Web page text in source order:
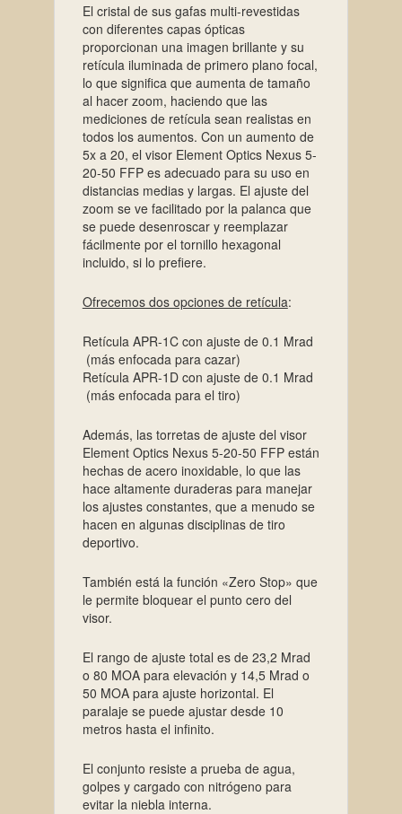
El cristal de sus gafas multi-revestidas
con diferentes capas ópticas
proporcionan una imagen brillante y su
retícula iluminada de primero plano focal,
lo que significa que aumenta de tamaño
al hacer zoom, haciendo que las
mediciones de retícula sean realistas en
todos los aumentos. Con un aumento de
5x a 20, el visor Element Optics Nexus 5-
20-50 FFP es adecuado para su uso en
distancias medias y largas. El ajuste del
zoom se ve facilitado por la palanca que
se puede desenroscar y reemplazar
fácilmente por el tornillo hexagonal
incluido, si lo prefiere.
Ofrecemos dos opciones de retícula:
Retícula APR-1C con ajuste de 0.1 Mrad
(más enfocada para cazar)
Retícula APR-1D con ajuste de 0.1 Mrad
(más enfocada para el tiro)
Además, las torretas de ajuste del visor
Element Optics Nexus 5-20-50 FFP están
hechas de acero inoxidable, lo que las
hace altamente duraderas para manejar
los ajustes constantes, que a menudo se
hacen en algunas disciplinas de tiro
deportivo.
También está la función «Zero Stop» que
le permite bloquear el punto cero del
visor.
El rango de ajuste total es de 23,2 Mrad
o 80 MOA para elevación y 14,5 Mrad o
50 MOA para ajuste horizontal. El
paralaje se puede ajustar desde 10
metros hasta el infinito.
El conjunto resiste a prueba de agua,
golpes y cargado con nitrógeno para
evitar la niebla interna.